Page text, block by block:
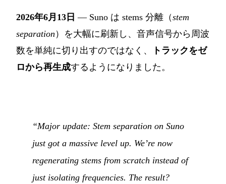
2026年6月13日 — Suno は stems 分離（stem
separation ）を大幅に刷新し、音声信号から周波
数を単純に切り出すのではなく、
トラックをゼ
ロから再生成するようになりました。
“Major update: Stem separation on Suno
just got a massive level up. We’re now
regenerating stems from scratch instead of
just isolating frequencies. The result?